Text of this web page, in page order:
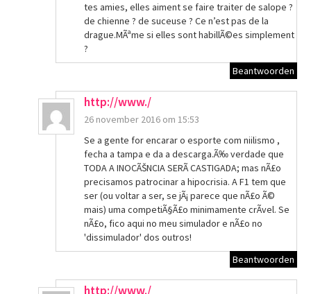
tes amies, elles aiment se faire traiter de salope ?
de chienne ? de suceuse ? Ce n’est pas de la
drague.MÃªme si elles sont habillÃ©es simplement
?
Beantwoorden
http://www./
26 november 2016 om 15:53
Se a gente for encarar o esporte com niilismo ,
fecha a tampa e da a descarga.Ã‰ verdade que
TODA A INOCÃŠNCIA SERÃ CASTIGADA; mas nÃ£o
precisamos patrocinar a hipocrisia. A F1 tem que
ser (ou voltar a ser, se jÃ¡ parece que nÃ£o Ã©
mais) uma competiÃ§Ã£o minimamente crÃ­vel. Se
nÃ£o, fico aqui no meu simulador e nÃ£o no
'dissimulador' dos outros!
Beantwoorden
http://www./